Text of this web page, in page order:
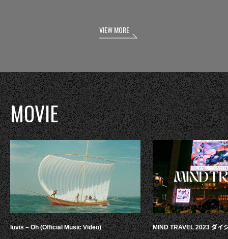
VIEW MORE
MOVIE
luvis – Oh (Official Music Video) MIND TRAVEL 2023 ダイ